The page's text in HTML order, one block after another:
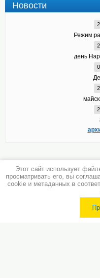
Новости
Режим
день
Этот сайт использует
просматривать его, вы
cookie и метаданных в